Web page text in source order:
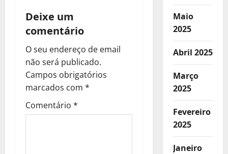
d
e
a
r
t
i
Deixe um
comentário
O seu endereço de email
não será publicado.
Campos obrigatórios
marcados com *
Comentário *
Maio
2025
Abril 2025
Março
2025
Fevereiro
2025
Janeiro